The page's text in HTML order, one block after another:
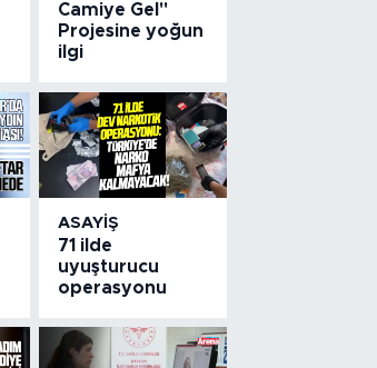
Camiye Gel"
Projesine yoğun
ilgi
ASAYIŞ
71 ilde
uyuşturucu
operasyonu